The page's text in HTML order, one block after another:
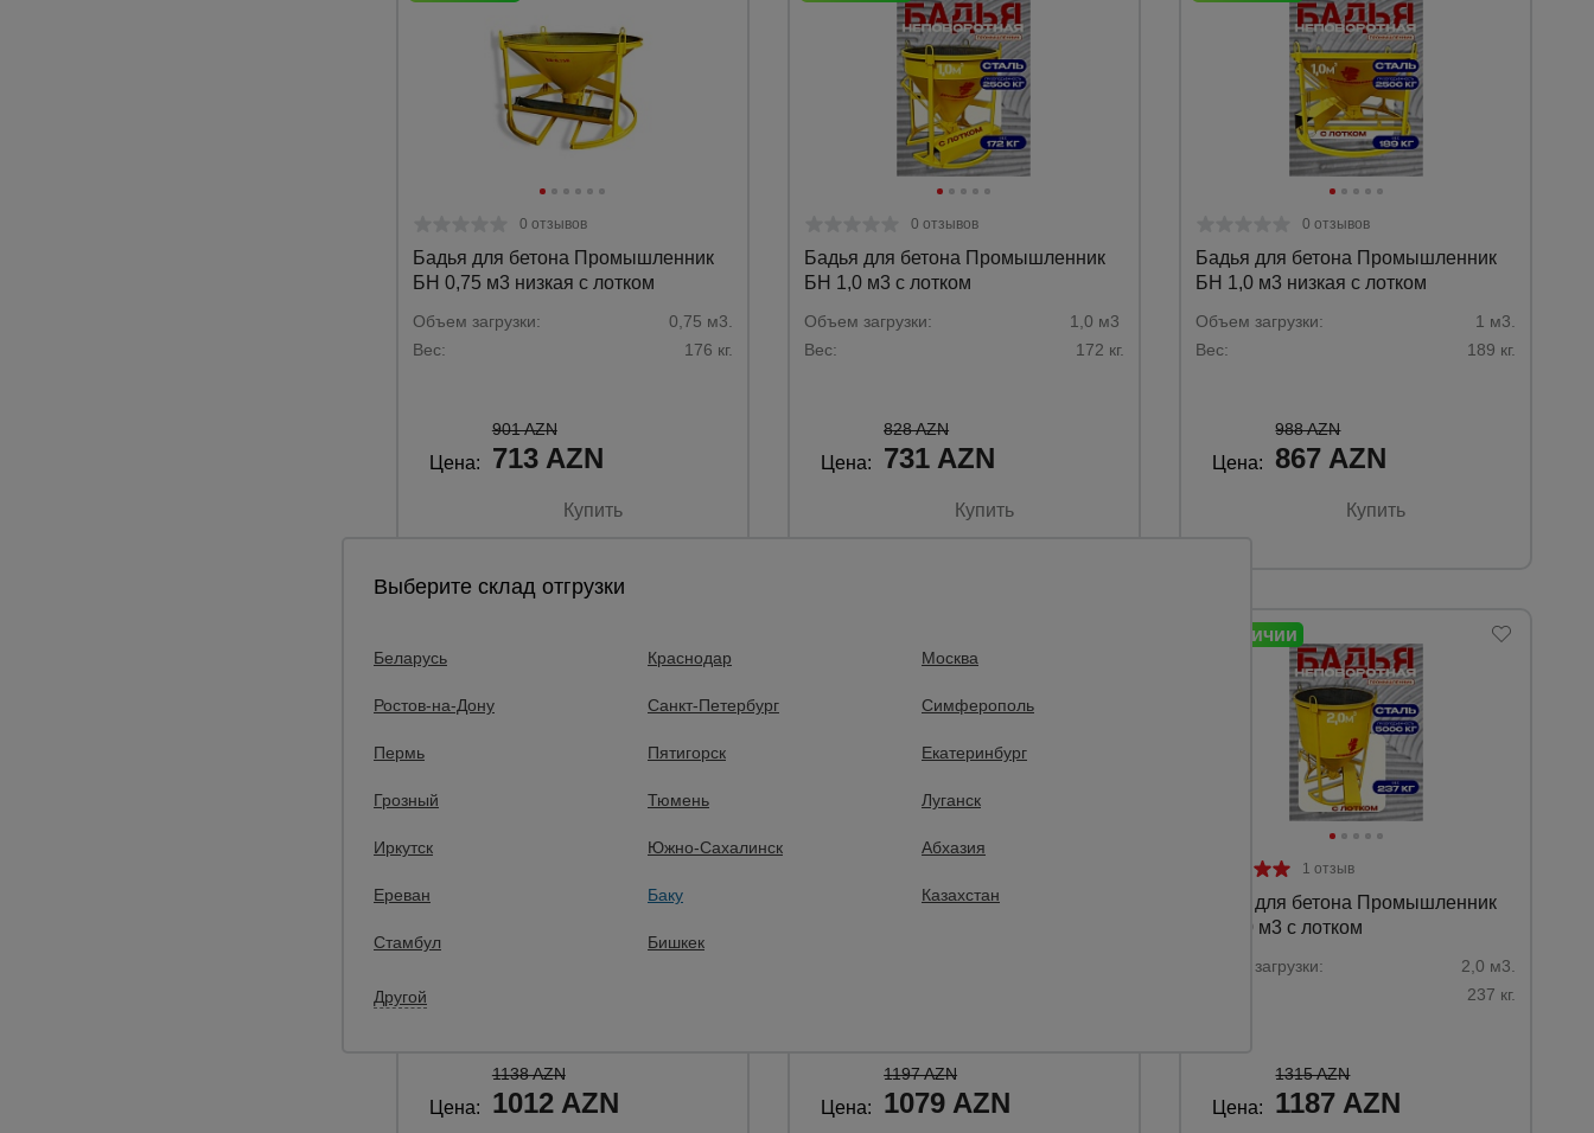
0 отзывов
Бадья для бетона Промышленник
БН 0,75 м3 низкая с лотком
Объем загрузки:
0,75 м3.
Вес:
176 кг.
Цена:
901 AZN
713 AZN
Купить
0 отзывов
Бадья для бетона Промышленник
БН 1,0 м3 c лотком
Объем загрузки:
1,0 м3
Вес:
172 кг.
Цена:
828 AZN
731 AZN
Купить
0 отзывов
Бадья для бетона Промышленник
БН 1,0 м3 низкая c лотком
Объем загрузки:
1 м3.
Вес:
189 кг.
Цена:
988 AZN
867 AZN
Купить
Бадья для бетона Промышленник
Вес:
Цена:
1138 AZN
1012 AZN
Бадья для бетона Промышленник
Цена:
1197 AZN
1079 AZN
1 отзыв
Бадья для бетона Промышленник
БН 2,0 м3 с лотком
Объем загрузки:
2,0 м3.
237 кг.
Цена:
1315 AZN
1187 AZN
Выберите склад отгрузки
Беларусь Краснодар Москва
Ростов-на-Дону Санкт-Петербург Симферополь
Пермь Пятигорск Екатеринбург
Грозный Тюмень Луганск
Иркутск Южно-Сахалинск Абхазия
Ереван Баку Казахстан
Стамбул Бишкек
Другой